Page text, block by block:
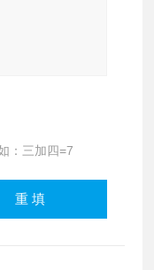
：三加四=7